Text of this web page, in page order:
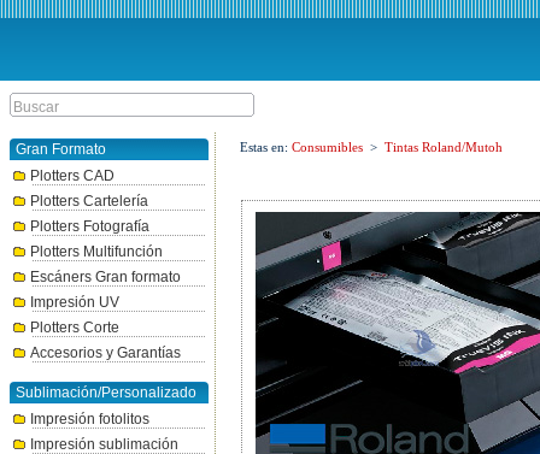
Gran Formato
Plotters CAD
Plotters Cartelería
Plotters Fotografía
Plotters Multifunción
Escáners Gran formato
Impresión UV
Plotters Corte
Accesorios y Garantías
Sublimación/Personalizado
Impresión fotolitos
Impresión sublimación
Estas en: Consumibles > Tintas Roland/Mutoh